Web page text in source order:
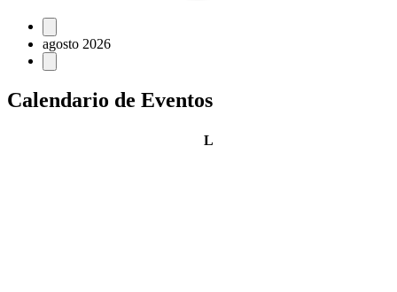
Eventos
agosto 2026
Calendario de Eventos
Llunes